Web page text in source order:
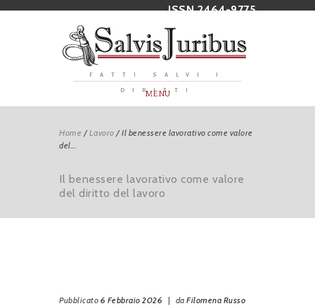
ISSN 2464-9775
FATTI SALVI I
DIRITTI
MENU
Home /Lavoro /Il benessere lavorativo come valore
del...
Il benessere lavorativo come valore
del diritto del lavoro
Pubblicato 6 Febbraio 2026 | da Filomena Russo